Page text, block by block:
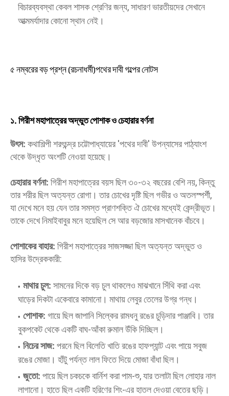
বিচারব্যবস্থা কেবল শাসক শ্রেণির জন্য, সাধারণ ভারতীয়দের সেখানে
আত্মমর্যাদার কোনো স্থান নেই।
​৫ নম্বরের বড় প্রশ্ন (রচনাধর্মী)পথের দাবী গল্পের নোটস
১. গিরীশ মহাপাত্রের অদ্ভুত পোশাক ও চেহারার বর্ণনা
উৎস: কথাশিল্পী শরৎচন্দ্র চট্টোপাধ্যায়ের 'পথের দাবী' উপন্যাসের পাঠ্যাংশ
থেকে উদ্ধৃত অংশটি নেওয়া হয়েছে।
চেহারার বর্ণনা: গিরীশ মহাপাত্রের বয়স ছিল ৩০-৩২ বছরের বেশি নয়, কিন্তু
তার শরীর ছিল অত্যন্ত রোগা। তার চোখের দৃষ্টি ছিল গভীর ও অতলস্পর্শী,
যা দেখে মনে হয় যেন তার সমস্ত প্রাণশক্তি ঐ চোখের মধ্যেই কেন্দ্রীভূত।
তাকে দেখে নিমাইবাবুর মনে হয়েছিল সে আর বড়জোর মাসখানেক বাঁচবে।
পোশাকের বাহার: গিরীশ মহাপাত্রের সাজসজ্জা ছিল অত্যন্ত অদ্ভুত ও
হাসির উদ্রেককারী:
মাথার চুল: সামনের দিকে বড় চুল থাকলেও মাঝখানে সিঁথি করা এবং
ঘাড়ের দিকটা একেবারে কামানো। মাথায় লেবুর তেলের উগ্র গন্ধ।
পোশাক: গায়ে ছিল জাপানি সিল্কের রামধনু রঙের চুড়িদার পাঞ্জাবি। তার
বুকপকেট থেকে একটি বাঘ-আঁকা রুমাল উঁকি দিচ্ছিল।
নিচের সাজ: পরনে ছিল বিলেতি খাতি রঙের হাফপ্যান্ট এবং পায়ে সবুজ
রঙের মোজা। হাঁটু পর্যন্ত লাল ফিতে দিয়ে মোজা বাঁধা ছিল।
জুতো: পায়ে ছিল চকচকে বার্নিশ করা পাম-শু, যার তলাটা ছিল লোহার নাল
লাগানো। হাতে ছিল একটি হরিণের শিং-এর হাতল দেওয়া বেতের ছড়ি।